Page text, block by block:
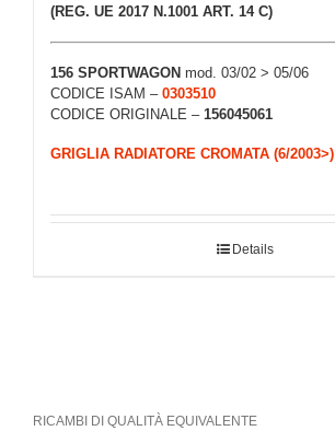
(REG. UE 2017 N.1001 ART. 14 C)
156 SPORTWAGON mod. 03/02 > 05/06
CODICE ISAM – 0303510
CODICE ORIGINALE – 156045061
GRIGLIA RADIATORE CROMATA (6/2003>)
Details
RICAMBI DI QUALITÀ EQUIVALENTE